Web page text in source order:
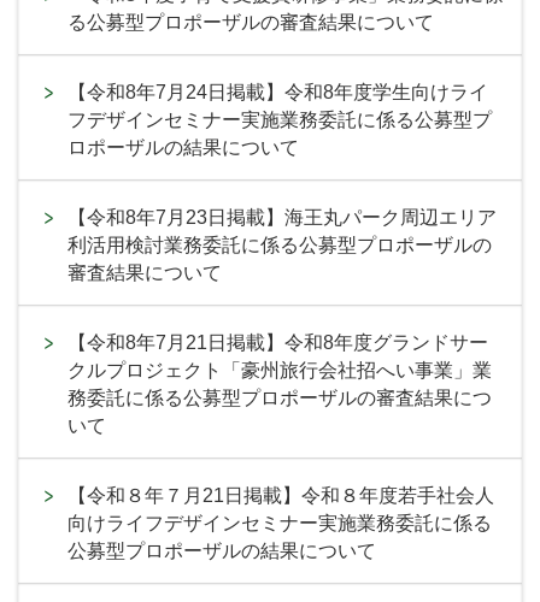
る公募型プロポーザルの審査結果について
【令和8年7月24日掲載】令和8年度学生向けライ
フデザインセミナー実施業務委託に係る公募型プ
ロポーザルの結果について
【令和8年7月23日掲載】海王丸パーク周辺エリア
利活用検討業務委託に係る公募型プロポーザルの
審査結果について
【令和8年7月21日掲載】令和8年度グランドサー
クルプロジェクト「豪州旅行会社招へい事業」業
務委託に係る公募型プロポーザルの審査結果につ
いて
【令和８年７月21日掲載】令和８年度若手社会人
向けライフデザインセミナー実施業務委託に係る
公募型プロポーザルの結果について